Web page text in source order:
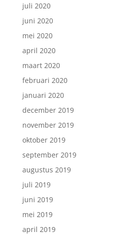
juli 2020
juni 2020
mei 2020
april 2020
maart 2020
februari 2020
januari 2020
december 2019
november 2019
oktober 2019
september 2019
augustus 2019
juli 2019
juni 2019
mei 2019
april 2019